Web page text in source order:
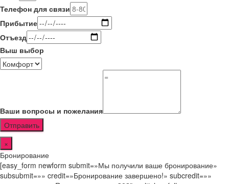
Телефон для связи
Прибытие
Отъезд
Выш выбор
Ваши вопросы и пожелания
Отправить
×
Бронирование
[easy_form newform submit=»Мы получили ваше бронирование»
subsubmit=»» credit=»Бронирование завершено!» subcredit=»»